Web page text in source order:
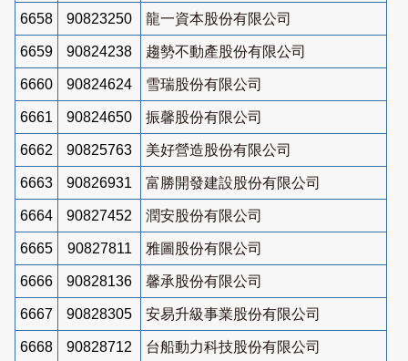
6658 90823250 龍一資本股份有限公司
6659 90824238 趨勢不動產股份有限公司
6660 90824624 雪瑞股份有限公司
6661 90824650 振馨股份有限公司
6662 90825763 美好營造股份有限公司
6663 90826931 富勝開發建設股份有限公司
6664 90827452 潤安股份有限公司
6665 90827811 雅圖股份有限公司
6666 90828136 馨承股份有限公司
6667 90828305 安易升級事業股份有限公司
6668 90828712 台船動力科技股份有限公司